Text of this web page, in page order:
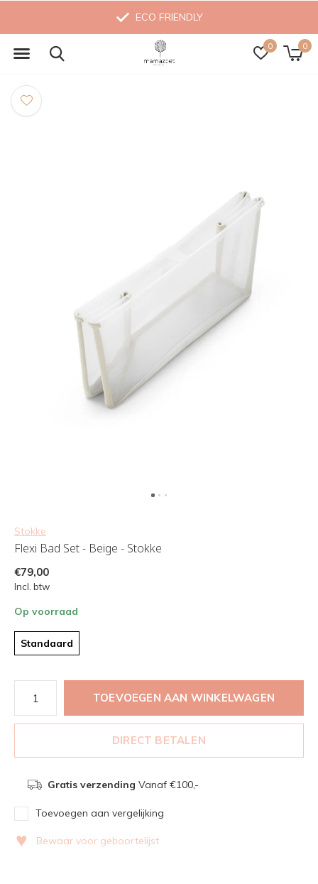
0 0
ECO FRIENDLY
Stokke
Flexi Bad Set - Beige - Stokke
€79,00
Incl. btw
Op voorraad
Standaard
TOEVOEGEN AAN WINKELWAGEN
DIRECT BETALEN
Gratis verzending Vanaf €100,-
Toevoegen aan vergelijking
♥ Bewaar voor geboortelijst